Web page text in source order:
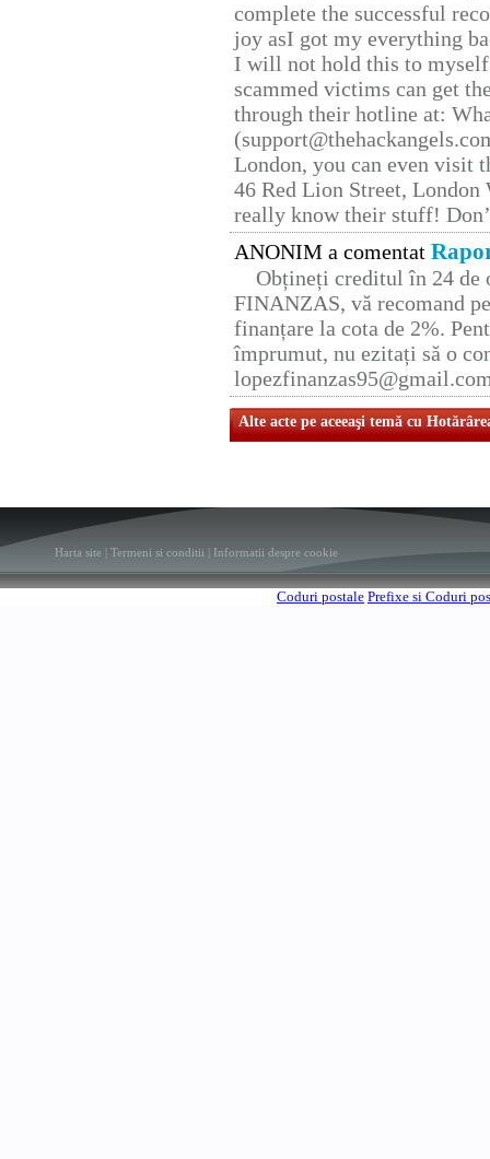
complete the successful
joy asI got my everything
I will not hold this to
scammed victims can get
through their hotline at:
London, you can even visit
46 Red Lion Street, London
really know their stuff!
ANONIM a comentat
Obțineți creditul în 24 de
FINANZAS, vă recomand
finanțare la cota de 2%.
împrumut, nu ezitați să o
Alte acte pe aceeaşi temă cu
Harta site Termeni si conditii Informatii despre cookie
Coduri postale Prefixe si Coduri